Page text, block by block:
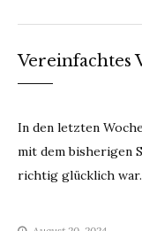
Vereinfachtes
In den letzten
mit dem bisherigen
richtig glücklich